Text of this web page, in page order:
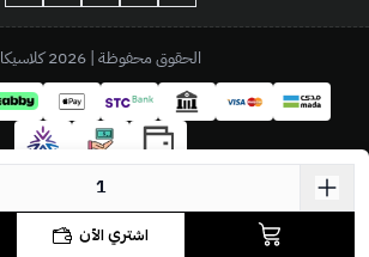
اشتري الآن
الحقوق محفوظة | 2026 كلاسيكا